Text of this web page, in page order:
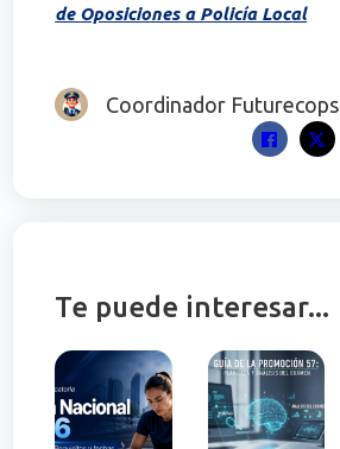
de Oposiciones a Policía Local
Coordinador Futurecops
Te puede interesar...